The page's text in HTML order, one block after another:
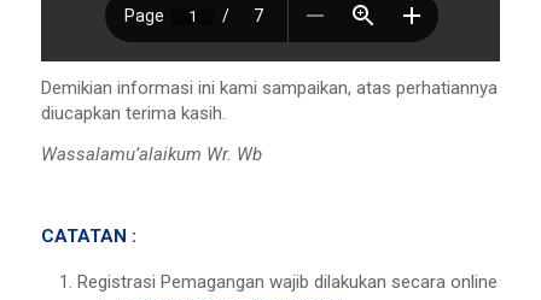
Demikian informasi ini kami sampaikan, atas perhatiannya
diucapkan terima kasih.
Wassalamu’alaikum Wr. Wb
CATATAN :
Registrasi Pemagangan wajib dilakukan secara online